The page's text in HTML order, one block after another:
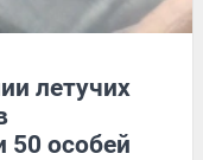
летучих
50 особей